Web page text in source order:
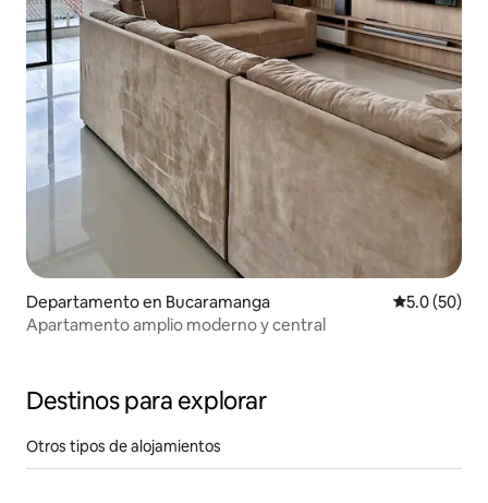
Departamento en Bucaramanga Calificación
5.0 (50)
Apartamento amplio moderno y central
Destinos para explorar
Otros tipos de alojamientos